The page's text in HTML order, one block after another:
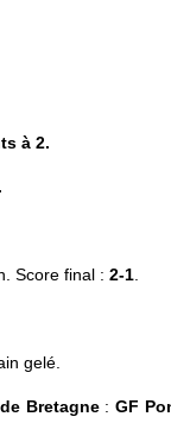
à 2.
Score final :2-1.
gelé.
Bretagne:GF